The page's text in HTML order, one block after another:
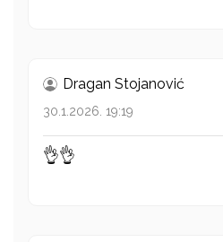
Dragan Stojanović
30.1.2026. 19:19
👌👌